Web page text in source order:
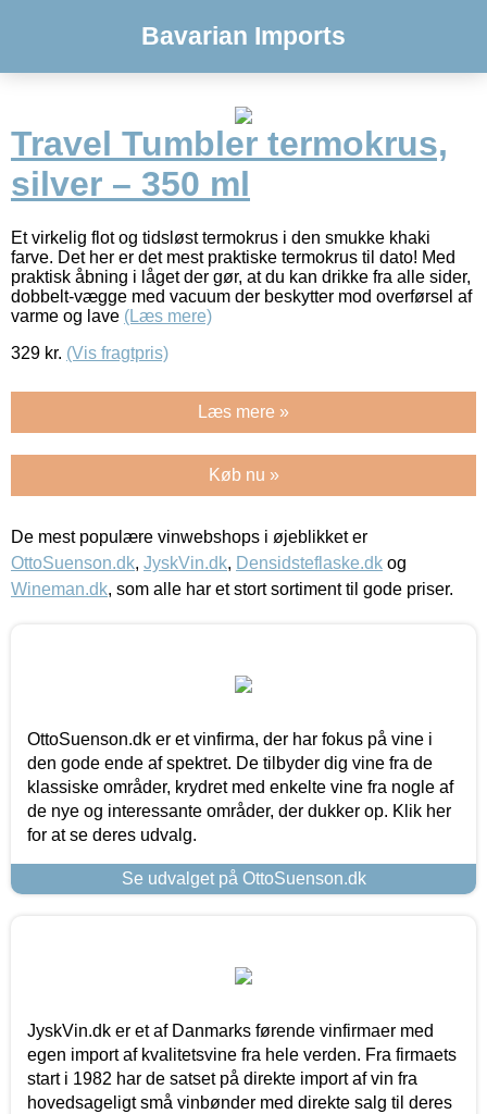
Bavarian Imports
Travel Tumbler termokrus,
silver – 350 ml
Et virkelig flot og tidsløst termokrus i den smukke khaki
farve. Det her er det mest praktiske termokrus til dato! Med
praktisk åbning i låget der gør, at du kan drikke fra alle sider,
dobbelt-vægge med vacuum der beskytter mod overførsel af
varme og lave (Læs mere)
329 kr. (Vis fragtpris)
Læs mere »
Køb nu »
De mest populære vinwebshops i øjeblikket er
OttoSuenson.dk, JyskVin.dk, Densidsteflaske.dk og
Wineman.dk, som alle har et stort sortiment til gode priser.
OttoSuenson.dk er et vinfirma, der har fokus på vine i
den gode ende af spektret. De tilbyder dig vine fra de
klassiske områder, krydret med enkelte vine fra nogle af
de nye og interessante områder, der dukker op. Klik her
for at se deres udvalg.
Se udvalget på OttoSuenson.dk
JyskVin.dk er et af Danmarks førende vinfirmaer med
egen import af kvalitetsvine fra hele verden. Fra firmaets
start i 1982 har de satset på direkte import af vin fra
hovedsageligt små vinbønder med direkte salg til deres